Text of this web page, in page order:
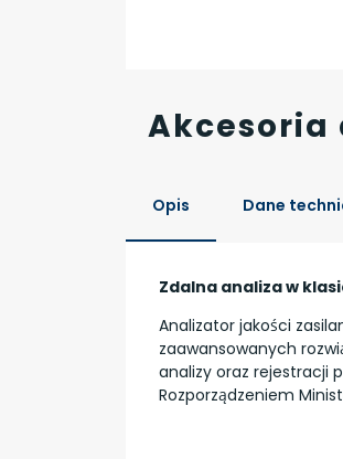
Akcesoria
Opis Dane
Zdalna analiza w
Analizator jakości
zaawansowanych
analizy oraz rejestracji
Rozporządzeniem